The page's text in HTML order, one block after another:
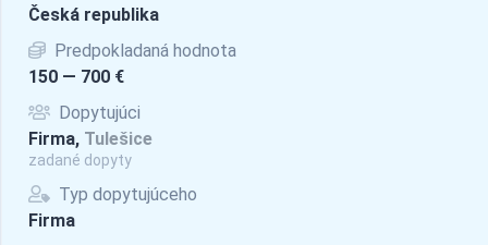
Česká republika
Predpokladaná hodnota
150 — 700 €
Dopytujúci
Firma, Tulešice
zadané dopyty
Typ dopytujúceho
Firma